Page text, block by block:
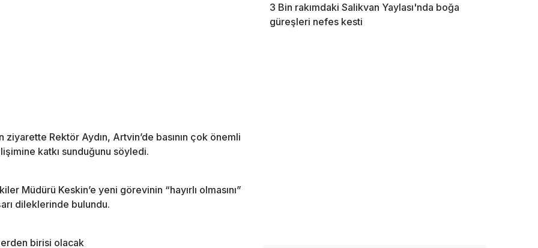
Rektör Aydın, Artvin’de basının çok önemli
katkı sunduğunu söyledi.
Müdürü Keskin’e yeni görevinin “hayırlı olmasını”
dileklerinde bulundu.
birisi olacak
3 Bin rakımdaki Salikvan Yaylası'nda boğa
güreşleri nefes kesti